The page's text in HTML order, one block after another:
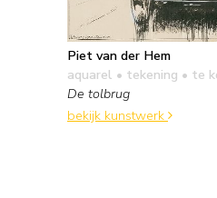
Piet van der Hem
aquarel • tekening • te
De tolbrug
bekijk kunstwerk